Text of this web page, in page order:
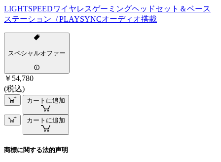
LIGHTSPEEDワイヤレスゲーミングヘッドセット＆ベース
ステーション（PLAYSYNCオーディオ搭載
スペシャルオファー
￥54,780
(税込)
カートに追加
カートに追加
商標に関する法的声明